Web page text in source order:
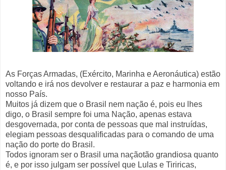
As Forças Armadas, (Exército, Marinha e Aeronáutica) estão
voltando e irá nos devolver e restaurar a paz e harmonia em
nosso País.
Muitos já dizem que o Brasil nem nação é, pois eu lhes
digo, o Brasil sempre foi uma Nação, apenas estava
desgovernada, por conta de pessoas que mal instruídas,
elegiam pessoas desqualificadas para o comando de uma
nação do porte do Brasil.
Todos ignoram ser o Brasil uma naçãotão grandiosa quanto
é, e por isso julgam ser possível que Lulas e Tiriricas,